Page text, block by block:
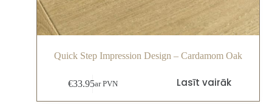
Quick Step Impression Design – Cardamom Oak
€33.95ar PVN Lasīt vairāk